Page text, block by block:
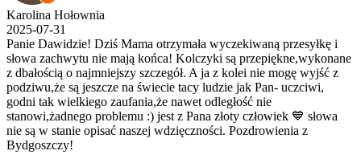
Karolina Hołownia
2025-07-31
Panie Dawidzie! Dziś Mama otrzymała wyczekiwaną przesyłkę i
słowa zachwytu nie mają końca! Kolczyki są przepiękne,wykonane
z dbałością o najmniejszy szczegół. A ja z kolei nie mogę wyjść z
podziwu,że są jeszcze na świecie tacy ludzie jak Pan- uczciwi,
godni tak wielkiego zaufania,że nawet odległość nie
stanowi,żadnego problemu :) jest z Pana złoty człowiek 💙 słowa
nie są w stanie opisać naszej wdzięczności. Pozdrowienia z
Bydgoszczy!